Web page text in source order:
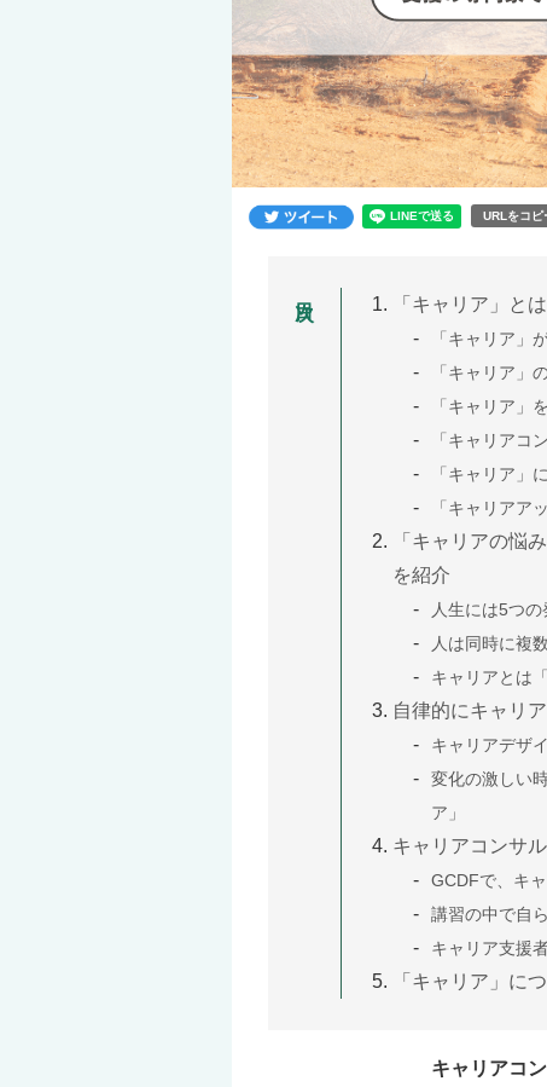
URLをコピ
「キャリア」と
「キャリア」
「キャリア」
「キャリア」
「キャリアコ
「キャリア」
「キャリアア
「キャリアの悩
を紹介
人生には5つ
人は同時に複
キャリアとは
自律的にキャリ
キャリアデザ
変化の激しい
ア」
キャリアコンサ
GCDFで、キ
講習の中で自
キャリア支援
「キャリア」に
キャリアコ